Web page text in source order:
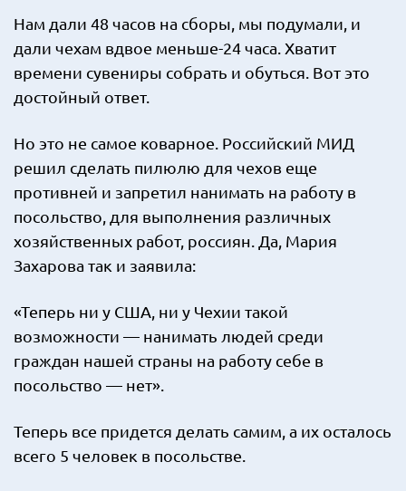
Нам дали 48 часов на сборы, мы подумали, и
дали чехам вдвое меньше-24 часа. Хватит
времени сувениры собрать и обуться. Вот это
достойный ответ.
Но это не самое коварное. Российский МИД
решил сделать пилюлю для чехов еще
противней и запретил нанимать на работу в
посольство, для выполнения различных
хозяйственных работ, россиян. Да, Мария
Захарова так и заявила:
«Теперь ни у США, ни у Чехии такой
возможности — нанимать людей среди
граждан нашей страны на работу себе в
посольство — нет».
Теперь все придется делать самим, а их осталось
всего 5 человек в посольстве.